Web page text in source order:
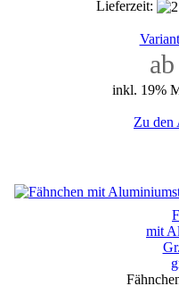
Lieferzeit:
inkl. 19%
Zu den
mit